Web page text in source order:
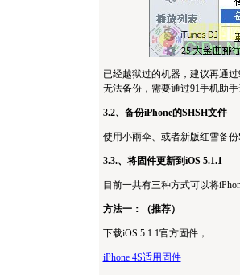
已经越狱过的机器，建议再通
无法备份，需要通过91手机助
3.2、备份iPhone的SHSH文件
使用小雨伞、或者新版红雪备
3.3.、将固件更新到iOS 5.1.1
目前一共有三种方式可以将
方法一：（推荐）
下载iOS 5.1.1官方固件，
iPhone 4S适用固件